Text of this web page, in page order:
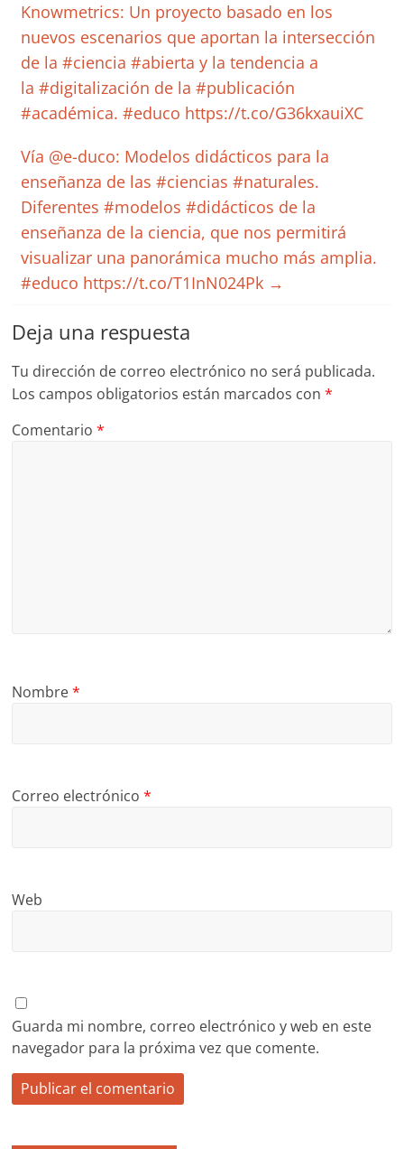
Knowmetrics: Un proyecto basado en los
nuevos escenarios que aportan la intersección
de la #ciencia #abierta y la tendencia a
la #digitalización de la #publicación
#académica. #educo https://t.co/G36kxauiXC
Vía @e-duco: Modelos didácticos para la
enseñanza de las #ciencias #naturales.
Diferentes #modelos #didácticos de la
enseñanza de la ciencia, que nos permitirá
visualizar una panorámica mucho más amplia.
#educo https://t.co/T1InN024Pk →
Deja una respuesta
Tu dirección de correo electrónico no será publicada.
Los campos obligatorios están marcados con*
Comentario*
Nombre*
Correo electrónico*
Web
Guarda mi nombre, correo electrónico y web en este
navegador para la próxima vez que comente.